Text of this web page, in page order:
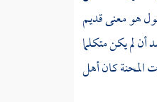
هو معنى قديم
لم يكن متكلما
المحنة كانأهل